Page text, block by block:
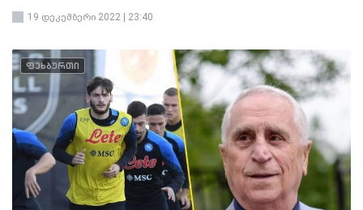
19 დეკემბერი 2022 | 23:40
ფეხბურთი